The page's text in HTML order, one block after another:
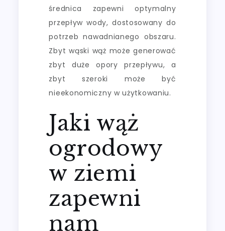
średnica zapewni optymalny
przepływ wody, dostosowany do
potrzeb nawadnianego obszaru.
Zbyt wąski wąż może generować
zbyt duże opory przepływu, a
zbyt szeroki może być
nieekonomiczny w użytkowaniu.
Jaki wąż
ogrodowy
w ziemi
zapewni
nam